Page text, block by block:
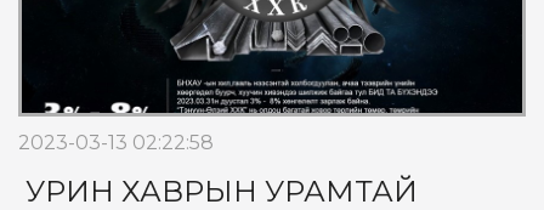
2023-03-13 02:22:58
УРИН ХАВРЫН УРАМТАЙ